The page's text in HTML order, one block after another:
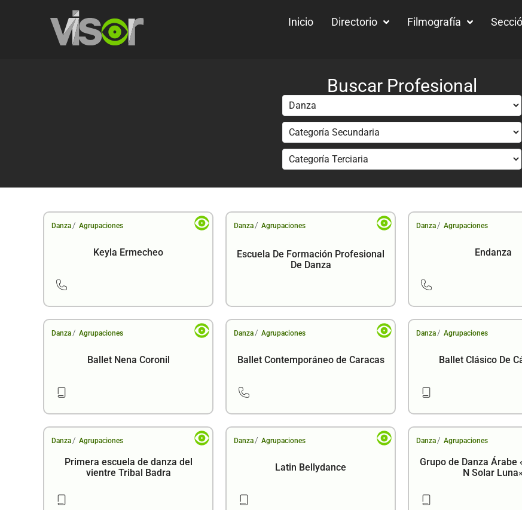
Inicio Directorio Filmografía
Buscar Profesional
Danza / Agrupaciones
Keyla Ermecheo
Danza / Agrupaciones
Escuela De Formación Profesional
De Danza
Danza / Agrupaciones
Endanza
Danza / Agrupaciones
Ballet Nena Coronil
Danza / Agrupaciones
Ballet Contemporáneo de Caracas
Danza / Agrupaciones
Ballet Clásico De
Danza / Agrupaciones
Primera escuela de danza del
vientre Tribal Badra
Danza / Agrupaciones
Latin Bellydance
Danza / Agrupaciones
Grupo de Danza Árabe
N Solar Luna»